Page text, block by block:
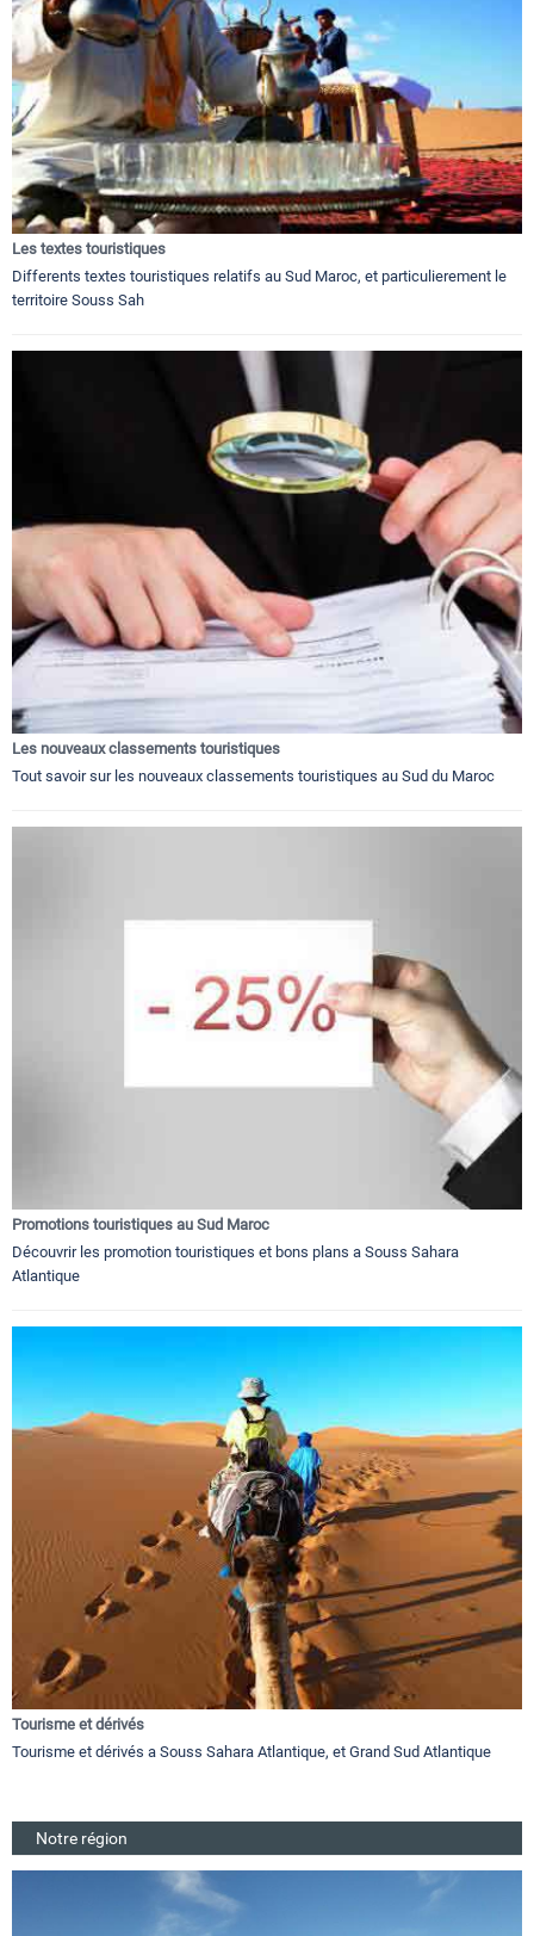
Les textes touristiques
Differents textes touristiques relatifs au Sud Maroc, et particulierement le
territoire Souss Sah
Les nouveaux classements touristiques
Tout savoir sur les nouveaux classements touristiques au Sud du Maroc
Promotions touristiques au Sud Maroc
Découvrir les promotion touristiques et bons plans a Souss Sahara
Atlantique
Tourisme et dérivés
Tourisme et dérivés a Souss Sahara Atlantique, et Grand Sud Atlantique
Notre région